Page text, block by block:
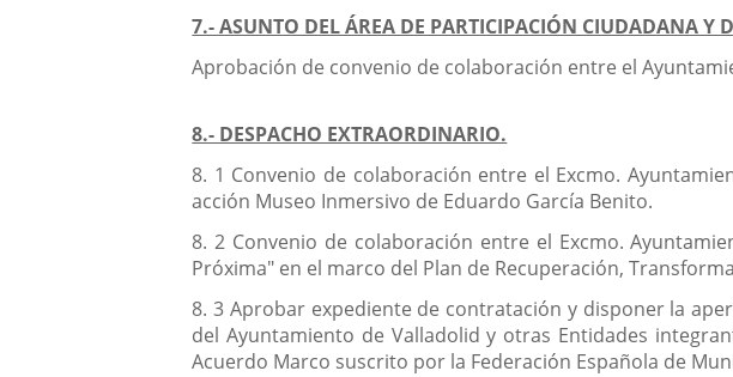
7.- ASUNTO DEL ÁREA DE PARTICIPACIÓN CIUDADANA Y
Aprobación de convenio de colaboración entre el
8.- DESPACHO EXTRAORDINARIO.
8. 1 Convenio de colaboración entre el Excmo.
acción Museo Inmersivo de Eduardo García Benito.
8. 2 Convenio de colaboración entre el Excmo.
Próxima" en el marco del Plan de Recuperación,
8. 3 Aprobar expediente de contratación y disponer la
del Ayuntamiento de Valladolid y otras Entidades
Acuerdo Marco suscrito por la Federación Española de